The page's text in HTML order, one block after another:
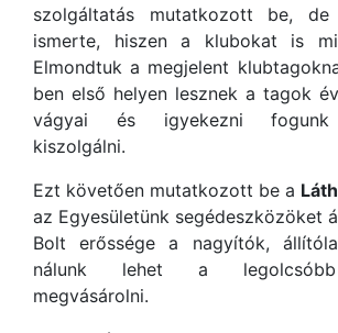
szolgáltatás mutatkozott be,
ismerte, hiszen a klubokat is
Elmondtuk a megjelent
ben első helyen lesznek a tagok
vágyai és igyekezni fogunk
kiszolgálni.
Ezt követően mutatkozott be a
az Egyesületünk segédeszközöket
Bolt erőssége a nagyítók,
nálunk lehet a
megvásárolni.